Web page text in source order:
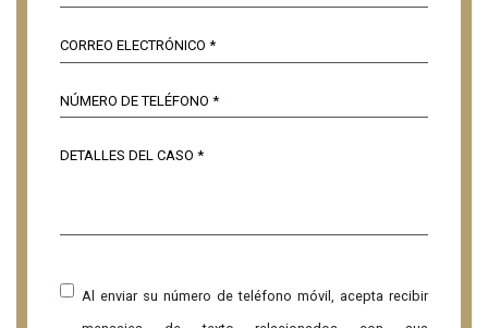
Al enviar su número de teléfono móvil, acepta recibir